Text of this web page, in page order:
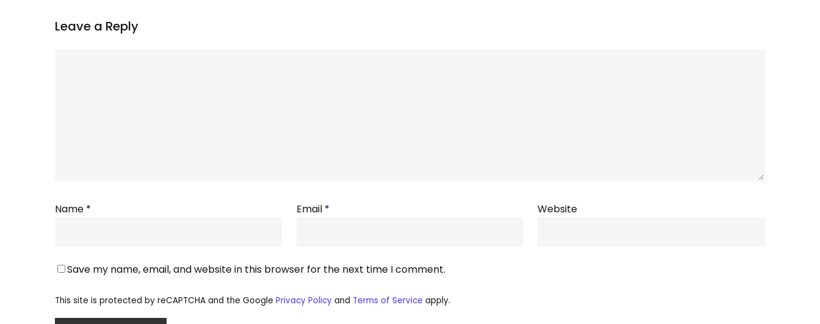
Leave a Reply
Name * Email * Website
Save my name, email, and website in this browser for the next time I comment.
This site is protected by reCAPTCHA and the Google Privacy Policy and Terms of Service apply.